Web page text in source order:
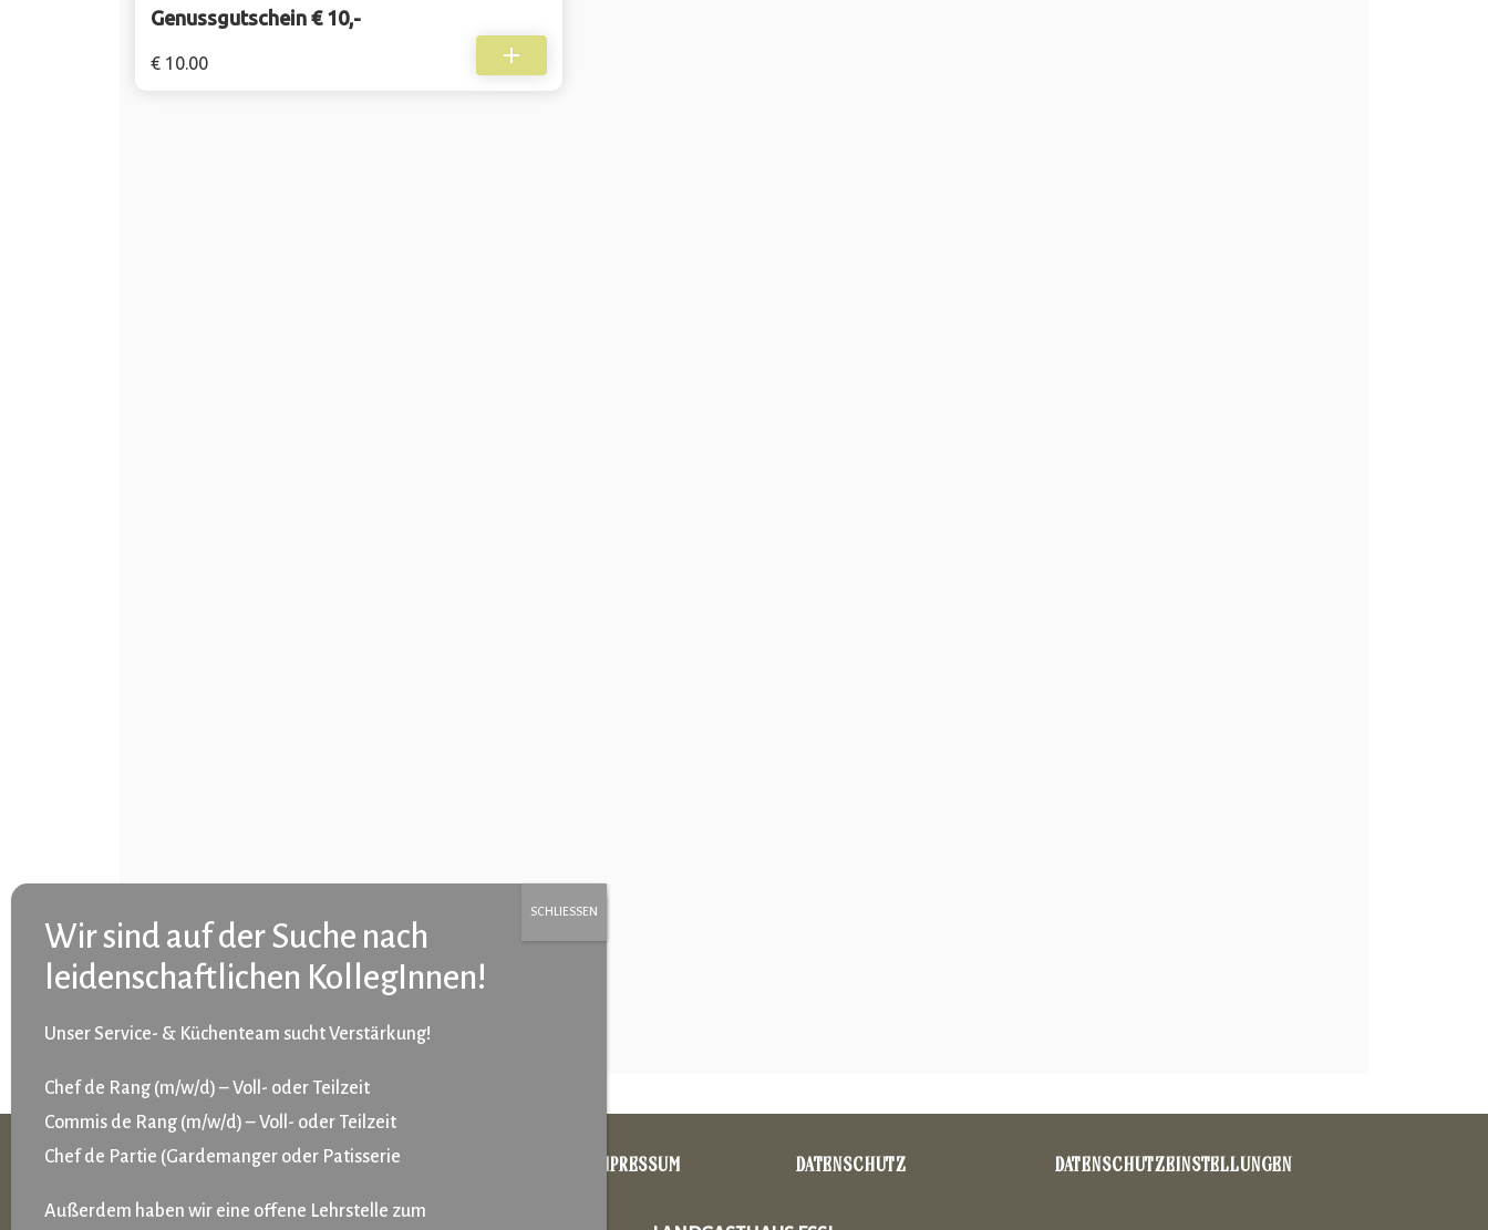
KONTAKT NEWSLETTER IMPRESSUM DATENSCHUTZ DATENSCHUTZEINSTELLUNGEN
Unser Service- & Küchenteam sucht Verstärkung!
Chef de Rang (m/w/d) – Voll- oder Teilzeit
Commis de Rang (m/w/d) – Voll- oder Teilzeit
Chef de Partie (Gardemanger oder Patisserie
Außerdem haben wir eine offene Lehrstelle zum